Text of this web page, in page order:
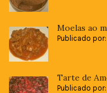
Moelas ao
Publicado
Tarte de
Publicado